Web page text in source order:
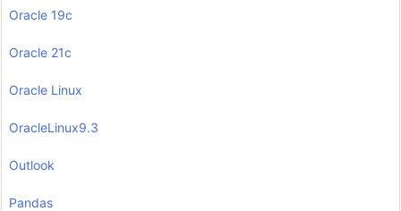
Oracle 19c
Oracle 21c
Oracle Linux
OracleLinux9.3
Outlook
Pandas